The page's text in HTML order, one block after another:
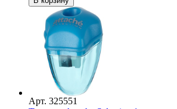
Арт. 325551